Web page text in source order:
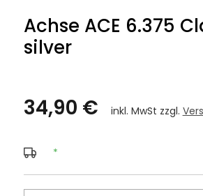
Achse ACE 6.375
silver
34,90 € inkl. MwSt zzgl.
*